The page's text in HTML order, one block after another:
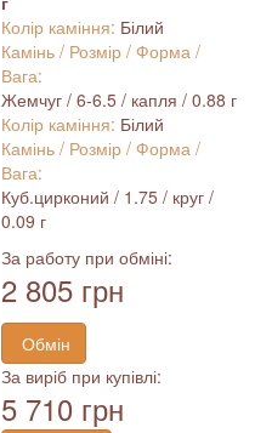
Колір каміння: Білий
Камінь / Розмір / Форма /
Вага:
Жемчуг / 6-6.5 / капля / 0.88 г
Колір каміння: Білий
Камінь / Розмір / Форма /
Вага:
Куб.цирконий / 1.75 / круг /
0.09 г
За работу при обміні:
2 805 грн
Обмін
За виріб при купівлі:
5 710 грн